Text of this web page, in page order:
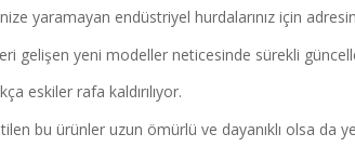
yaramayan endüstriyel hurdalarınız için
gelişen yeni modeller neticesinde sürekli
eskiler rafa kaldırılıyor.
bu ürünler uzun ömürlü ve dayanıklı olsa da